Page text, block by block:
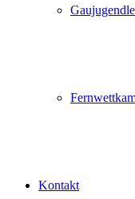
Kontakt